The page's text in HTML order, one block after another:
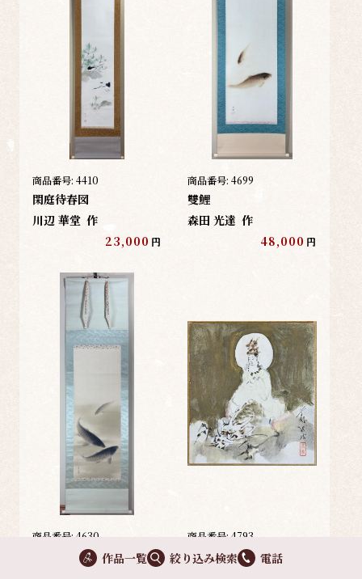
商品番号: 4410
閑庭待春図
川辺 華堂 作
23,000 円
商品番号: 4699
雙鯉
森田 光達 作
48,000 円
商品番号: 4630 商品番号: 4793
龍上観音｜色紙
作品一覧 絞り込み検索 電話